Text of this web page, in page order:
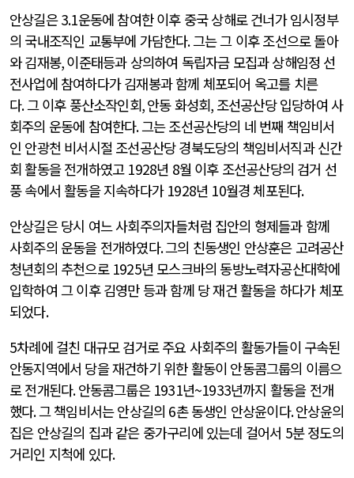
안상길은3.1운동에 참여한 이후 중국 상해로 건너가 임시정부
의 국내조직인 교통부에 가담한다.그는 그 이후 조선으로 돌아
와 김재봉,이준태등과 상의하여 독립자금 모집과 상해임정 선
전사업에 참여하다가 김재봉과 함께 체포되어 옥고를 치른
다.그 이후 풍산소작인회,안동 화성회, 조선공산당 입당하여 사
회주의 운동에 참여한다.그는 조선공산당의 네 번째 책임비서
인 안광천 비서시절 조선공산당 경북도당의 책임비서직과 신간
회 활동을 전개하였고 1928년 8월 이후 조선공산당의 검거 선
풍 속에서 활동을 지속하다가 1928년 10월경 체포된다.
안상길은 당시 여느 사회주의자들처럼 집안의 형제들과 함께
사회주의 운동을 전개하였다.그의 친동생인 안상훈은 고려공산
청년회의 추천으로 1925년 모스크바의 동방노력자공산대학에
입학하여 그 이후 김영만 등과 함께 당 재건 활동을 하다가 체포
되었다.
5차례에 걸친 대규모 검거로 주요 사회주의 활동가들이 구속된
안동지역에서 당을 재건하기 위한 활동이 안동콤그룹의 이름으
로 전개된다.안동콤그룹은 1931년~1933년까지 활동을 전개
했다.그 책임비서는 안상길의 6촌 동생인 안상윤이다.안상윤의
집은 안상길의 집과 같은 중가구리에 있는데 걸어서 5분 정도의
거리인 지척에 있다.